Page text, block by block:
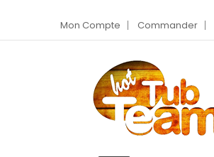
Mon Compte Commander